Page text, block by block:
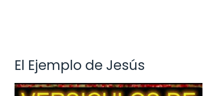
El Ejemplo de Jesús